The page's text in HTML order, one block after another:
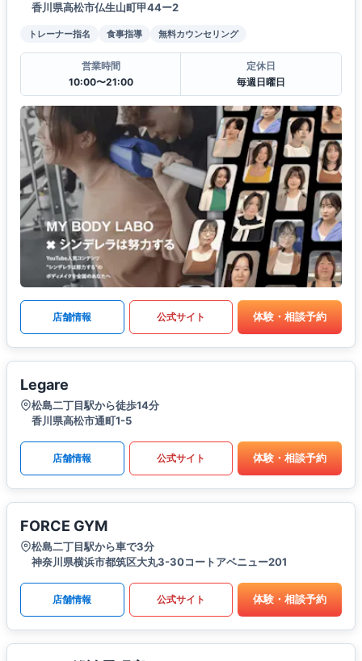
香川県高松市仏生山町甲44ー2
トレーナー指名 食事指導 無料カウンセリング
営業時間
10:00〜21:00
定休日
毎週日曜日
店舗情報 公式サイト 体験・相談予約
Legare
松島二丁目駅から徒歩14分
香川県高松市通町1-5
店舗情報 公式サイト 体験・相談予約
FORCE GYM
松島二丁目駅から車で3分
神奈川県横浜市都筑区大丸3-30コートアベニュー201
店舗情報 公式サイト 体験・相談予約